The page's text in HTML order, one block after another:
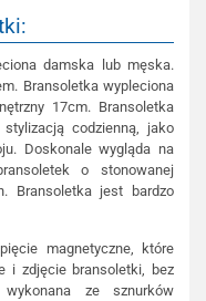
damska lub męska.
Bransoletka wypleciona
17cm. Bransoletka
codzienną, jako
Doskonale wygląda na
o stonowanej
Bransoletka jest bardzo
magnetyczne, które
i zdjęcie bransoletki, bez
ze sznurków